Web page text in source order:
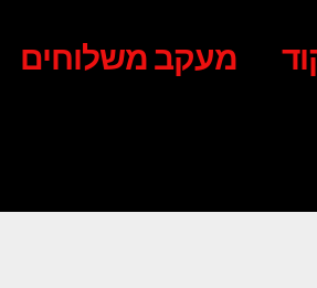
מעקב משלוחים